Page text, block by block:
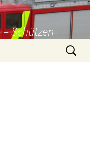
Schützen
Suchen
nach: